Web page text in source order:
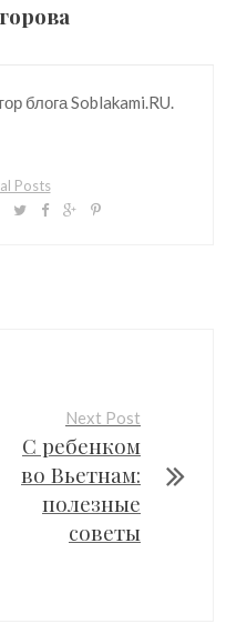
блога Soblakami.RU.
Posts
Next Post
С ребенком
во Вьетнам:
полезные
советы